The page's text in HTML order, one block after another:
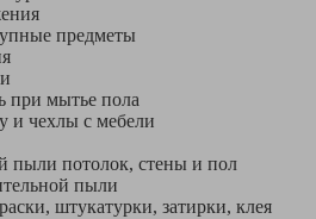
предметы
при мытье пола
и чехлы с мебели
пыли потолок, стены и пол
пыли
штукатурки, затирки, клея